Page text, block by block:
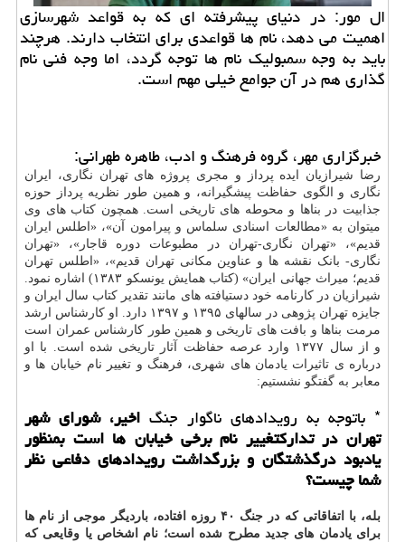
ال مور: در دنیای پیشرفته ای که به قواعد شهرسازی
اهمیت می دهد، نام ها قواعدی برای انتخاب دارند. هرچند
باید به وجه سمبولیک نام ها توجه گردد، اما وجه فنی نام
گذاری هم در آن جوامع خیلی مهم است.
خبرگزاری مهر، گروه فرهنگ و ادب، طاهره طهرانی:
رضا شیرازیان ایده پرداز و مجری پروژه های تهران نگاری، ایران
نگاری و الگوی حفاظت پیشگیرانه، و همین طور نظریه پرداز حوزه
جذابیت در بناها و محوطه های تاریخی است. همچون کتاب های وی
میتوان به «مطالعات اسنادی سلماس و پیرامون آن»، «اطلس ایران
قدیم»، «تهران نگاری-تهران در مطبوعات دوره قاجار»، «تهران
نگاری- بانک نقشه ها و عناوین مکانی تهران قدیم»، «اطلس تهران
قدیم؛ میراث جهانی ایران» (کتاب همایش یونسکو ۱۳۸۳) اشاره نمود.
شیرازیان در کارنامه خود دستیافته های مانند تقدیر کتاب سال ایران و
جایزه تهران پژوهی در سالهای ۱۳۹۵ و ۱۳۹۷ دارد. او کارشناس ارشد
مرمت بناها و بافت های تاریخی و همین طور کارشناس عمران است
و از سال ۱۳۷۷ وارد عرصه حفاظت آثار تاریخی شده است. با او
درباره ی تاثیرات یادمان های شهری، فرهنگ و تغییر نام خیابان ها و
معابر به گفتگو نشستیم:
* باتوجه به رویدادهای ناگوار جنگ اخیر، شورای شهر
تهران در تدارکتغییر نام برخی خیابان ها است بمنظور
یادبود درگذشتگان و بزرگداشت رویدادهای دفاعی نظر
شما چیست؟
بله، با اتفاقاتی که در جنگ ۴۰ روزه افتاده، باردیگر موجی از نام ها
برای یادمان های جدید مطرح شده است؛ نام اشخاص یا وقایعی که